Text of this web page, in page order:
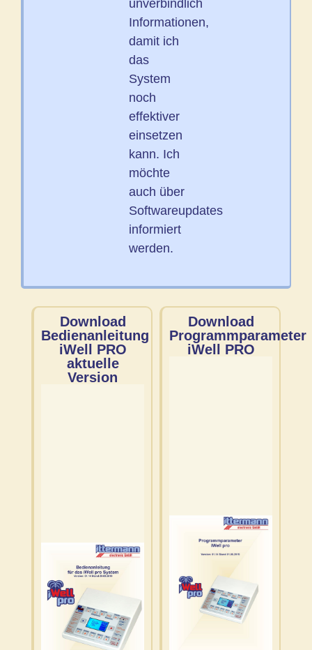
unverbindlich
Informationen,
damit ich
das
System
noch
effektiver
einsetzen
kann. Ich
möchte
auch über
Softwareupdates
informiert
werden.
Download
Bedienanleitung
iWell PRO
aktuelle
Version
Bedienanleitung
für das iWell PRO
System Version
01.14 Stand
20.08.2019
Download
Programmparameter
iWell PRO
iWell PRO Version
01.14 Stand
01.08.2019